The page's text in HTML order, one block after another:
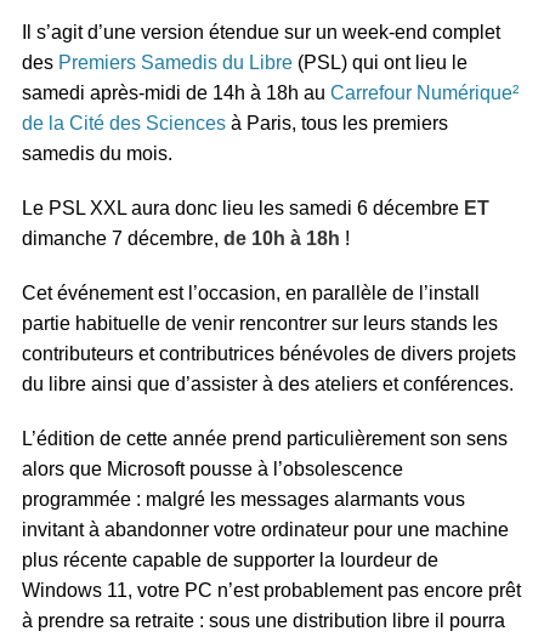
Il s’agit d’une version étendue sur un week-end complet
des Premiers Samedis du Libre(PSL) qui ont lieu le
samedi après-midi de 14h à 18h au Carrefour Numérique²
de la Cité des Sciencesà Paris, tous les premiers
samedis du mois.
Le PSL XXL aura donc lieu les samedi 6 décembre ET
dimanche 7 décembre, de 10h à 18h !
Cet événement est l’occasion, en parallèle de l’install
partie habituelle de venir rencontrer sur leurs stands les
contributeurs et contributrices bénévoles de divers projets
du libre ainsi que d’assister à des ateliers et conférences.
L’édition de cette année prend particulièrement son sens
alors que Microsoft pousse à l’obsolescence
programmée : malgré les messages alarmants vous
invitant à abandonner votre ordinateur pour une machine
plus récente capable de supporter la lourdeur de
Windows 11, votre PC n’est probablement pas encore prêt
à prendre sa retraite : sous une distribution libre il pourra